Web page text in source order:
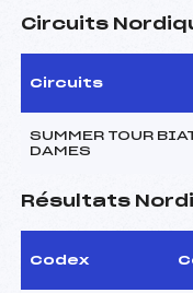
Circuits
Circuits
SUMMER TOUR
DAMES
Résultats
Codex